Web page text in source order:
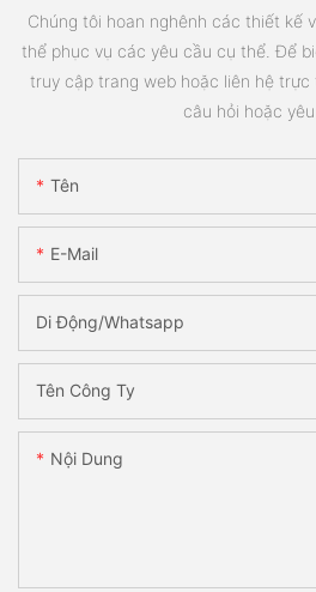
Chúng tôi hoan nghênh các thiết kế
thể phục vụ các yêu cầu cụ thể. Để
truy cập trang web hoặc liên hệ
câu hỏi hoặc yêu
Tên
E-Mail
Di Động/Whatsapp
Tên Công Ty
Nội Dung